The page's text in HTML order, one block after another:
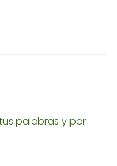
palabras y por